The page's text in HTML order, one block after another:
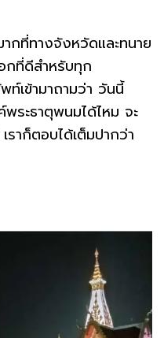
กที่ทางจังหวัด​และทนาย
กที่ดีสำหรับทุก
ท์เข้ามาถามว่า วันนี้
พระธาตุพนมได้ไหม จะ
ราก็ตอบได้เต็มปากว่า